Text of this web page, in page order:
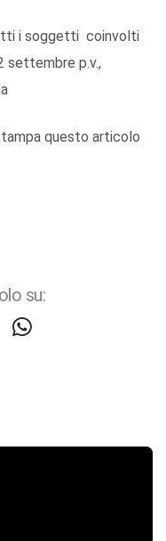
i soggetti coinvolti
settembre p.v.,
questo articolo
su: